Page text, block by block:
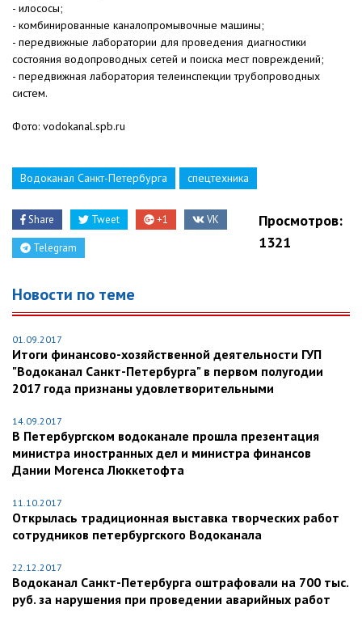
- илососы;
- комбинированные каналопромывочные машины;
- передвижные лаборатории для проведения диагностики
состояния водопроводных сетей и поиска мест повреждений;
- передвижная лаборатория телеинспекции трубопроводных
систем.
Фото: vodokanal.spb.ru
Водоканал Санкт-Петербурга спецтехника
Share Tweet +1 VK
Telegram
Просмотров:
1321
Новости по теме
01.09.2017
Итоги финансово-хозяйственной деятельности ГУП
"Водоканал Санкт-Петербурга" в первом полугодии
2017 года признаны удовлетворительными
14.09.2017
В Петербургском водоканале прошла презентация
министра иностранных дел и министра финансов
Дании Могенса Люккетофта
11.10.2017
Открылась традиционная выставка творческих работ
сотрудников петербургского Водоканала
22.12.2017
Водоканал Санкт-Петербурга оштрафовали на 700 тыс.
руб. за нарушения при проведении аварийных работ